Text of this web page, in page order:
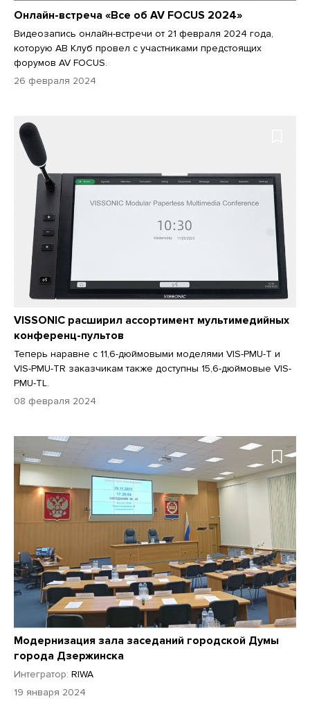
Онлайн-встреча «Все об AV FOCUS 2024»
Видеозапись онлайн-встречи от 21 февраля 2024 года,
которую АВ Клуб провел с участниками предстоящих
форумов AV FOCUS.
26 февраля 2024
VISSONIC расширил ассортимент мультимедийных
конференц-пультов
Теперь наравне с 11,6-дюймовыми моделями VIS-PMU-T и
VIS-PMU-TR заказчикам также доступны 15,6-дюймовые VIS-
PMU-TL.
08 февраля 2024
Модернизация зала заседаний городской Думы
города Дзержинска
Интегратор: RIWA
19 января 2024